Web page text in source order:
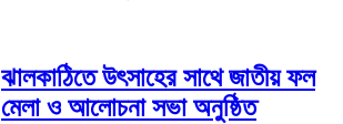
ঝালকাঠিতে উৎসাহের সাথে জাতীয় ফল
মেলা ও আলোচনা সভা অনুষ্ঠিত